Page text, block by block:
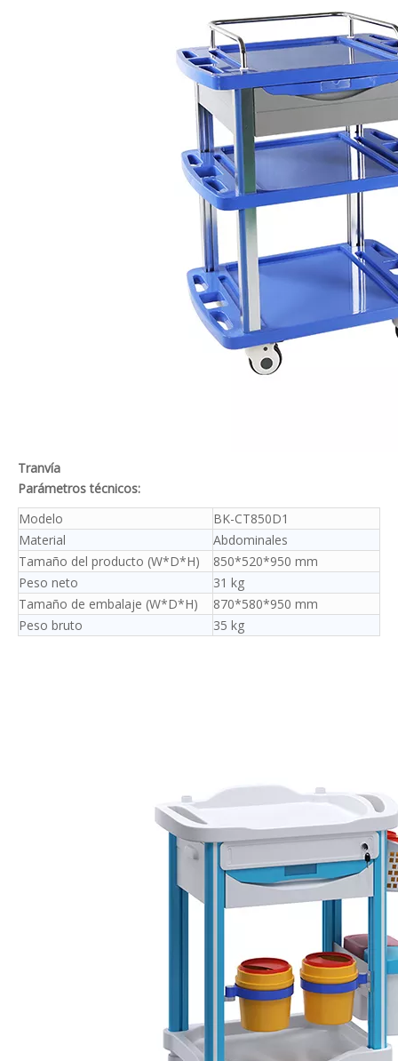
Tranvía
Parámetros técnicos:
Modelo
BK-CT850D1
Material
Abdominales
Tamaño del producto (W*D*H)
850*520*950 mm
Peso neto
31 kg
Tamaño de embalaje (W*D*H)
870*580*950 mm
Peso bruto
35 kg